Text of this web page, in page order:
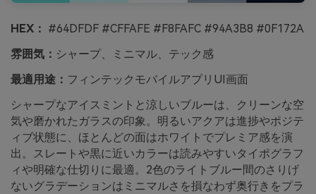
HEX： #64DFDF #CFFAFE #F8FAFC #94A3B8 #0F172A
雰囲気： シャープ、ミニマル、テック感
最適用途： フィンテックモバイルアプリUI画面
シャープなアイスミントと涼しいブルーは、クリーンな空
気や磨かれたガラスの印象。明るいアクアは進捗やポジテ
ィブ状態に、ほとんどの面はホワイトでプレミア感を演
出。スレートや黒に近いカラーは読みやすいタイポグラフ
ィや明確な仕切りに最適。2色のライトブルー間のさりげ
ないグラデーションはミニマルさを損なわず奥行きをプラ